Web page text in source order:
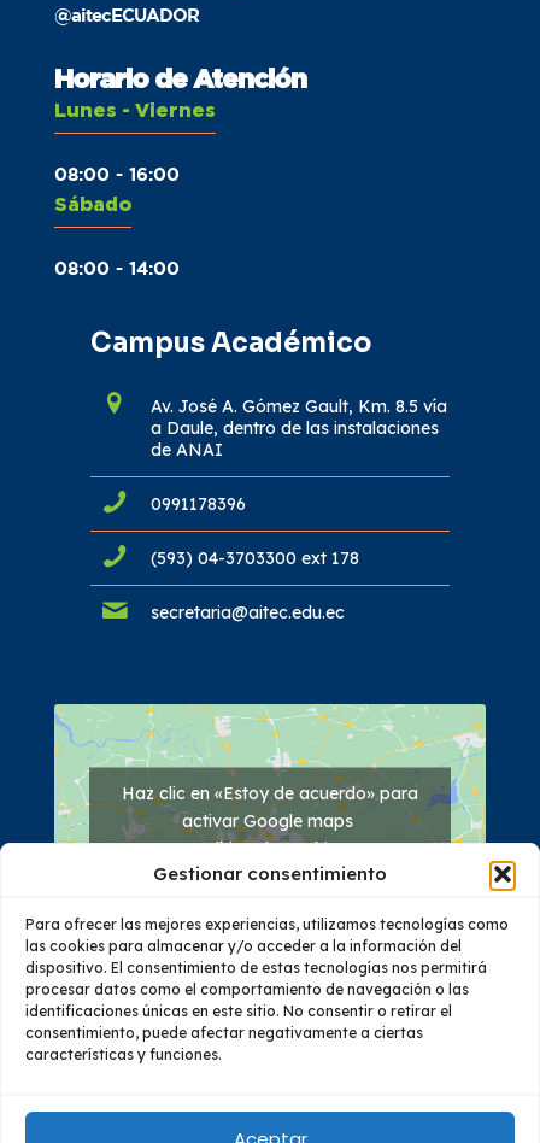
Gestionar consentimiento
Para ofrecer las mejores experiencias, utilizamos tecnologías como
las cookies para almacenar y/o acceder a la información del
dispositivo. El consentimiento de estas tecnologías nos permitirá
procesar datos como el comportamiento de navegación o las
identificaciones únicas en este sitio. No consentir o retirar el
consentimiento, puede afectar negativamente a ciertas
características y funciones.
@aitecECUADOR
Horario de Atención
Lunes - Viernes
08:00 - 16:00
Sábado
08:00 - 14:00
Campus Académico
Av. José A. Gómez Gault, Km. 8.5 vía
a Daule, dentro de las instalaciones
de ANAI
0991178396
(593) 04-3703300 ext 178
secretaria@aitec.edu.ec
Haz clic en «Estoy de acuerdo» para
activar Google maps
Política de cookies
Educación Continua